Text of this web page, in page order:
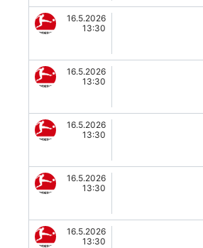
16.5.2026
13:30
16.5.2026
13:30
16.5.2026
13:30
16.5.2026
13:30
16.5.2026
13:30